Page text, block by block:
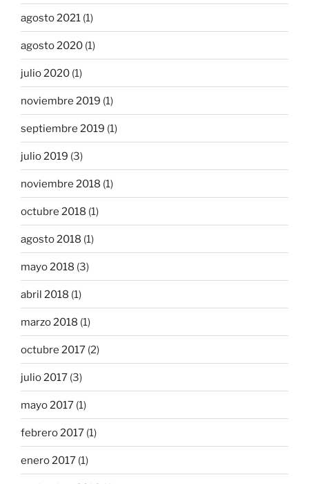
agosto 2021 (1)
agosto 2020 (1)
julio 2020 (1)
noviembre 2019 (1)
septiembre 2019 (1)
julio 2019 (3)
noviembre 2018 (1)
octubre 2018 (1)
agosto 2018 (1)
mayo 2018 (3)
abril 2018 (1)
marzo 2018 (1)
octubre 2017 (2)
julio 2017 (3)
mayo 2017 (1)
febrero 2017 (1)
enero 2017 (1)